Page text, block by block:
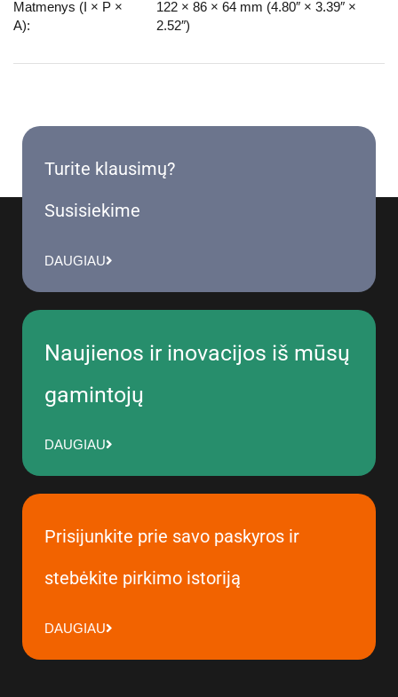
Matmenys (I × P ×
A):
122 × 86 × 64 mm (4.80″ × 3.39″ ×
2.52″)
Turite klausimų?
Susisiekime
DAUGIAU
Naujienos ir inovacijos iš mūsų
gamintojų
DAUGIAU
Prisijunkite prie savo paskyros ir
stebėkite pirkimo istoriją
DAUGIAU